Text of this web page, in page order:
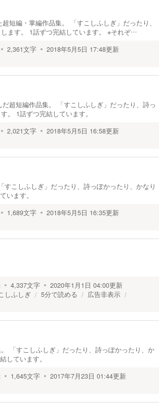
短編・掌編作品集。 「すこしふしぎ」だったり、
ます。 1話ずつ完結しています。 ※それぞ…
2,361文字 2018年5月5日 17:48更新
超短編作品集。 「すこしふしぎ」だったり、詩っ
。 1話ずつ完結しています。
2,021文字 2018年5月5日 16:58更新
こしふしぎ」だったり、詩っぽかったり、かなり
います。
1,689文字 2018年5月5日 16:35更新
4,337文字 2020年1月1日 04:00更新
しふしぎ 5分で読める
広告非表示
「すこしふしぎ」だったり、詩っぽかったり、か
しています。
1,645文字 2017年7月23日 01:44更新